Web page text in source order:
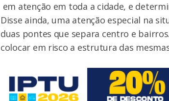
em atenção em toda a cidade, e
Disse ainda, uma atenção especial na
duas pontes que separa centro e
colocar em risco a estrutura das